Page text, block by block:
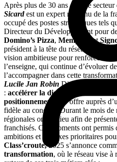
Après plus de 30 ans dans le
Sicardest un expert reconnu de la
occupé des postes stratégiques tels
Directeur du Développement pour
Domino’s Pizza, Memphis , et
président à la tête du réseau
vision ambitieuse pour renforcer le
l’enseigne, qui continue d’évoluer
l’accompagner dans cette
Lucile Jan Robin Directrice du
: accélérer la digitalisation
positionnement
de l’offre auprès
fidèle au concept. Durant le mois de
régionales ont eu lieu afin de
franchisés. Ces moments ont
ambitions et des axes prioritaires
Class’croute,2025 s’annonce
transformation, où le réseau vise